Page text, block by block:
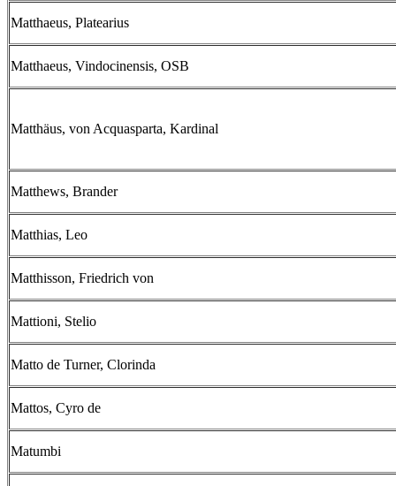
Matthaeus, Platearius
Matthaeus, Vindocinensis, OSB
Matthäus, von Acquasparta, Kardinal
Matthews, Brander
Matthias, Leo
Matthisson, Friedrich von
Mattioni, Stelio
Matto de Turner, Clorinda
Mattos, Cyro de
Matumbi